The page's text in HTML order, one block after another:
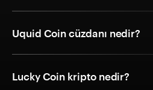
Uquid Coin cüzdanı nedir?
Lucky Coin kripto nedir?